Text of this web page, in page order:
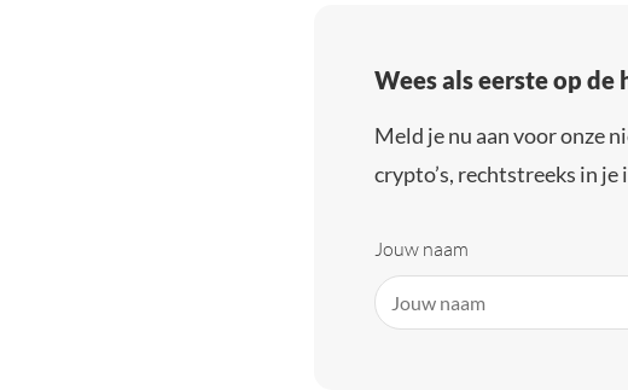
Wees als eerste op
Meld je nu aan voor onze
crypto’s, rechtstreeks in je
Jouw naam